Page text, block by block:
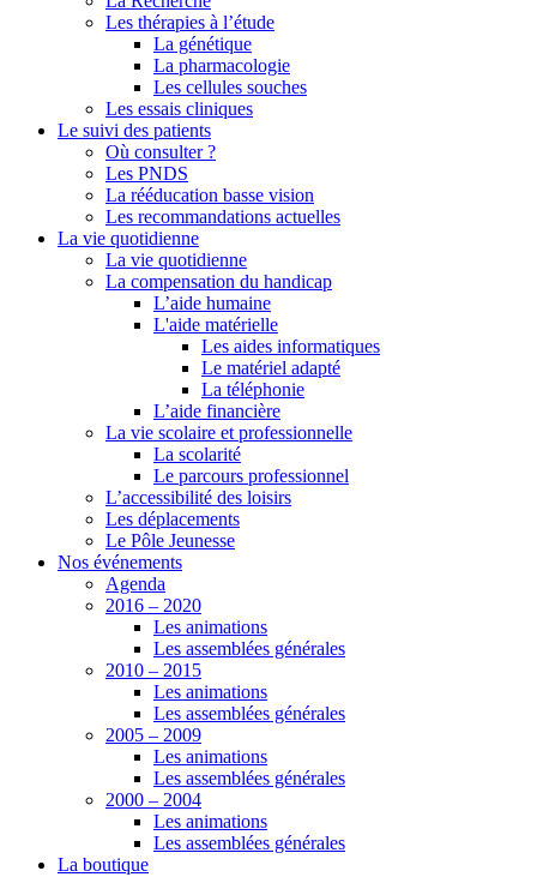
Les thérapies à l’étude
La génétique
La pharmacologie
Les cellules souches
Les essais cliniques
Le suivi des patients
Où consulter ?
Les PNDS
La rééducation basse vision
Les recommandations actuelles
La vie quotidienne
La vie quotidienne
La compensation du handicap
L’aide humaine
L'aide matérielle
Les aides informatiques
Le matériel adapté
La téléphonie
L’aide financière
La vie scolaire et professionnelle
La scolarité
Le parcours professionnel
L’accessibilité des loisirs
Les déplacements
Le Pôle Jeunesse
Nos événements
Agenda
2016 – 2020
Les animations
Les assemblées générales
2010 – 2015
Les animations
Les assemblées générales
2005 – 2009
Les animations
Les assemblées générales
2000 – 2004
Les animations
Les assemblées générales
La boutique